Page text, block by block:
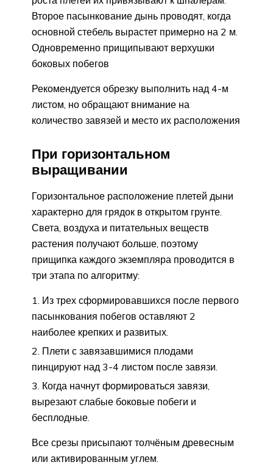
Второе пасынкование дынь проводят, когда
основной стебель вырастет примерно на 2 м.
Одновременно прищипывают верхушки
боковых побегов
Рекомендуется обрезку выполнить над 4-м
листом, но обращают внимание на
количество завязей и место их расположения
При горизонтальном
выращивании
Горизонтальное расположение плетей дыни
характерно для грядок в открытом грунте.
Света, воздуха и питательных веществ
растения получают больше, поэтому
прищипка каждого экземпляра проводится в
три этапа по алгоритму:
Из трех сформировавшихся после первого
пасынкования побегов оставляют 2
наиболее крепких и развитых.
Плети с завязавшимися плодами
пинцируют над 3-4 листом после завязи.
Когда начнут формироваться завязи,
вырезают слабые боковые побеги и
бесплодные.
Все срезы присыпают толчёным древесным
или активированным углем.